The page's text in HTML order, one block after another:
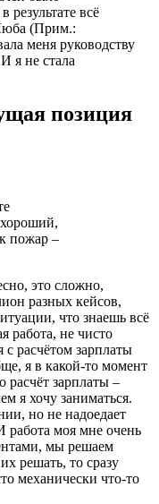
результате всё
(Прим.:
меня руководству
я не стала
позиция
пожар –
это сложно,
разных кейсов,
что знаешь всё
работа, не чисто
с расчётом зарплаты
я в какой-то момент
расчёт зарплаты –
я хочу заниматься.
но не надоедает
работа моя мне очень
мы решаем
решать, то сразу
механически что-то